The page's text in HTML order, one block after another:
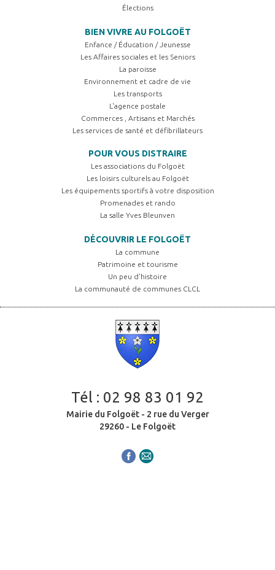
Élections
BIEN VIVRE AU FOLGOËT
Enfance / Éducation / Jeunesse
Les Affaires sociales et les Seniors
La paroisse
Environnement et cadre de vie
Les transports
L'agence postale
Commerces , Artisans et Marchés
Les services de santé et défibrillateurs
POUR VOUS DISTRAIRE
Les associations du Folgoët
Les loisirs culturels au Folgoët
Les équipements sportifs à votre disposition
Promenades et rando
La salle Yves Bleunven
DÉCOUVRIR LE FOLGOËT
La commune
Patrimoine et tourisme
Un peu d'histoire
La communauté de communes CLCL
Tél : 02 98 83 01 92
Mairie du Folgoët - 2 rue du Verger
29260 - Le Folgoët